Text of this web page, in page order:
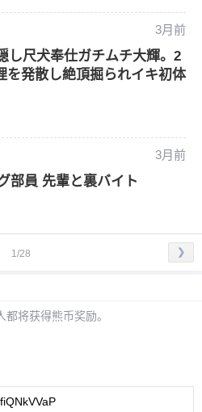
3月前
し尺犬奉仕ガチムチ大輝。2
を発散し絶頂掘られイキ初体
3月前
部員 先輩と裏バイト
1/28 ❯
都将获得熊币奖励。